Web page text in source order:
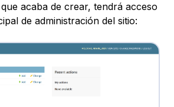
acaba de crear, tendrá acceso
de administración del sitio: